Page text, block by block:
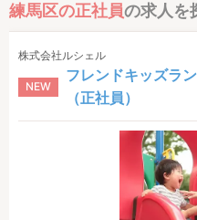
練馬区の正社員の求人を
株式会社ルシェル
NEW
フレンドキッズラ
（正社員）